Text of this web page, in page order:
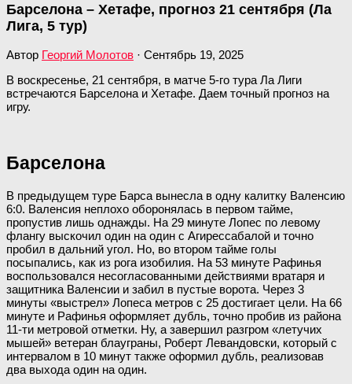
Барселона – Хетафе, прогноз 21 сентября (Ла
Лига, 5 тур)
Автор Георгий Молотов · Сентябрь 19, 2025
В воскресенье, 21 сентября, в матче 5-го тура Ла Лиги
встречаются Барселона и Хетафе. Даем точный прогноз на
игру.
Барселона
В предыдущем туре Барса вынесла в одну калитку Валенсию
6:0. Валенсия неплохо оборонялась в первом тайме,
пропустив лишь однажды. На 29 минуте Лопес по левому
флангу выскочил один на один с Агирессабалой и точно
пробил в дальний угол. Но, во втором тайме голы
посыпались, как из рога изобилия. На 53 минуте Рафинья
воспользовался несогласованными действиями вратаря и
защитника Валенсии и забил в пустые ворота. Через 3
минуты «выстрел» Лопеса метров с 25 достигает цели. На 66
минуте и Рафинья оформляет дубль, точно пробив из района
11-ти метровой отметки. Ну, а завершил разгром «летучих
мышей» ветеран блауграны, Роберт Левандовски, который с
интервалом в 10 минут также оформил дубль, реализовав
два выхода один на один.